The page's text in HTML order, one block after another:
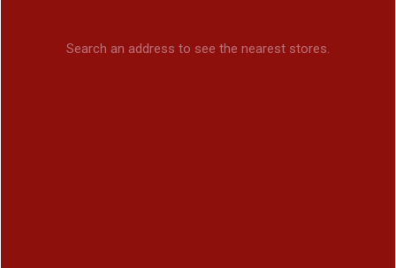
Search an address to see the nearest stores.